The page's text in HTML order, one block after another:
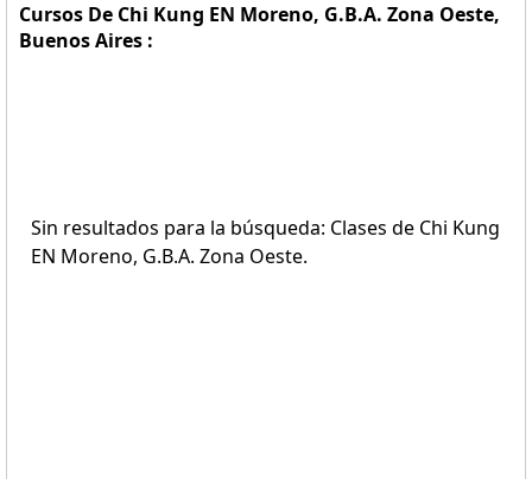
Cursos De Chi Kung EN Moreno, G.B.A. Zona Oeste,
Buenos Aires :
Sin resultados para la búsqueda: Clases de Chi Kung
EN Moreno, G.B.A. Zona Oeste.